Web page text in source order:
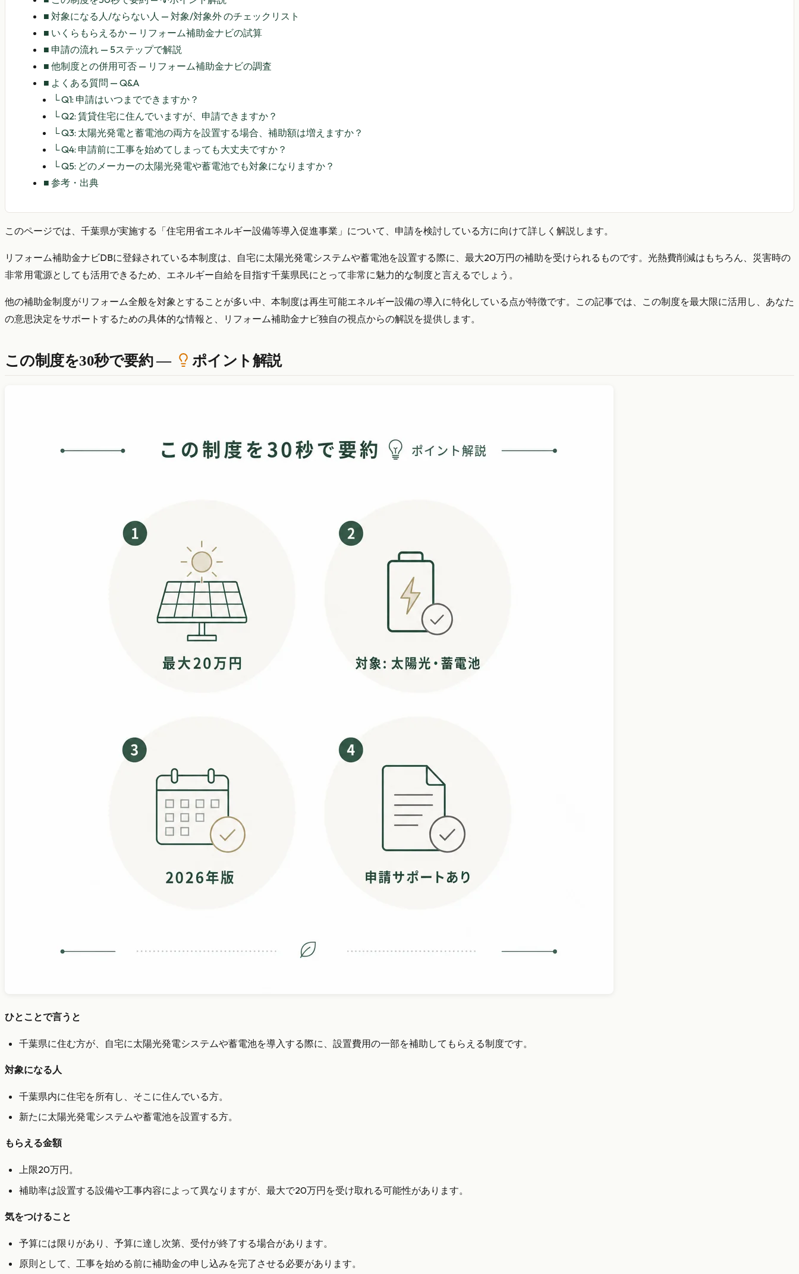
■ 対象になる人/ならない人 — 対象/対象外 のチェックリスト
■ いくらもらえるか — リフォーム補助金ナビの試算
■ 申請の流れ — 5ステップで解説
■ 他制度との併用可否 — リフォーム補助金ナビの調査
■ よくある質問 — Q&A
└Q1: 申請はいつまでできますか？
└Q2: 賃貸住宅に住んでいますが、申請できますか？
└Q3: 太陽光発電と蓄電池の両方を設置する場合、補助額は増えますか？
└Q4: 申請前に工事を始めてしまっても大丈夫ですか？
└Q5: どのメーカーの太陽光発電や蓄電池でも対象になりますか？
■ 参考・出典
このページでは、千葉県が実施する「住宅用省エネルギー設備等導入促進事業」について、申請を検討している方に向けて詳しく解説します。
リフォーム補助金ナビDBに登録されている本制度は、自宅に太陽光発電システムや蓄電池を設置する際に、最大20万円の補助を受けられるものです。光熱費削減はもちろん、災害時の
非常用電源としても活用できるため、エネルギー自給を目指す千葉県民にとって非常に魅力的な制度と言えるでしょう。
他の補助金制度がリフォーム全般を対象とすることが多い中、本制度は再生可能エネルギー設備の導入に特化している点が特徴です。この記事では、この制度を最大限に活用し、あなた
の意思決定をサポートするための具体的な情報と、リフォーム補助金ナビ独自の視点からの解説を提供します。
この制度を30秒で要約 — ポイント解説
ひとことで言うと
千葉県に住む方が、自宅に太陽光発電システムや蓄電池を導入する際に、設置費用の一部を補助してもらえる制度です。
対象になる人
千葉県内に住宅を所有し、そこに住んでいる方。
新たに太陽光発電システムや蓄電池を設置する方。
もらえる金額
上限20万円。
補助率は設置する設備や工事内容によって異なりますが、最大で20万円を受け取れる可能性があります。
気をつけること
予算には限りがあり、予算に達し次第、受付が終了する場合があります。
原則として、工事を始める前に補助金の申し込みを完了させる必要があります。